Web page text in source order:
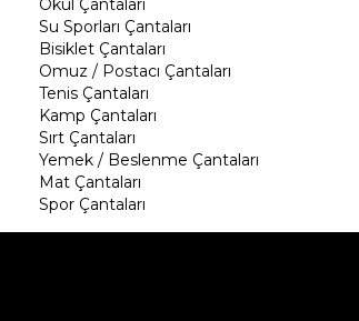
Okul Çantaları
Su Sporları Çantaları
Bisiklet Çantaları
Omuz / Postacı Çantaları
Tenis Çantaları
Kamp Çantaları
Sırt Çantaları
Yemek / Beslenme Çantaları
Mat Çantaları
Spor Çantaları